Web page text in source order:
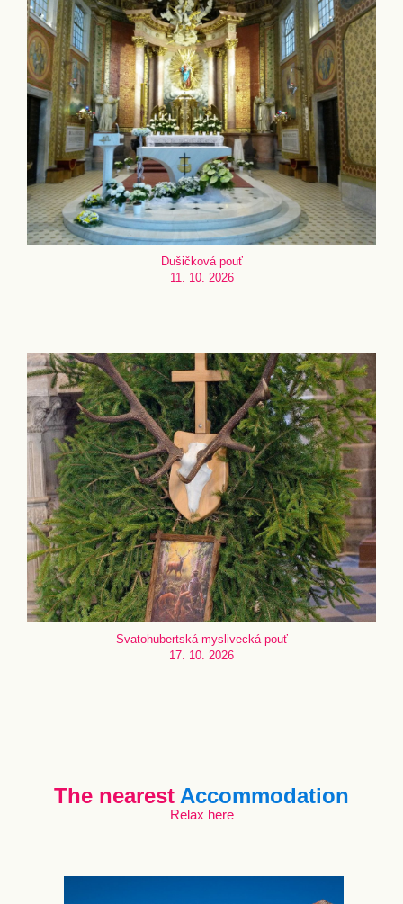
Dušičková pouť
11. 10. 2026
Svatohubertská myslivecká pouť
17. 10. 2026
The nearest Accommodation
Relax here